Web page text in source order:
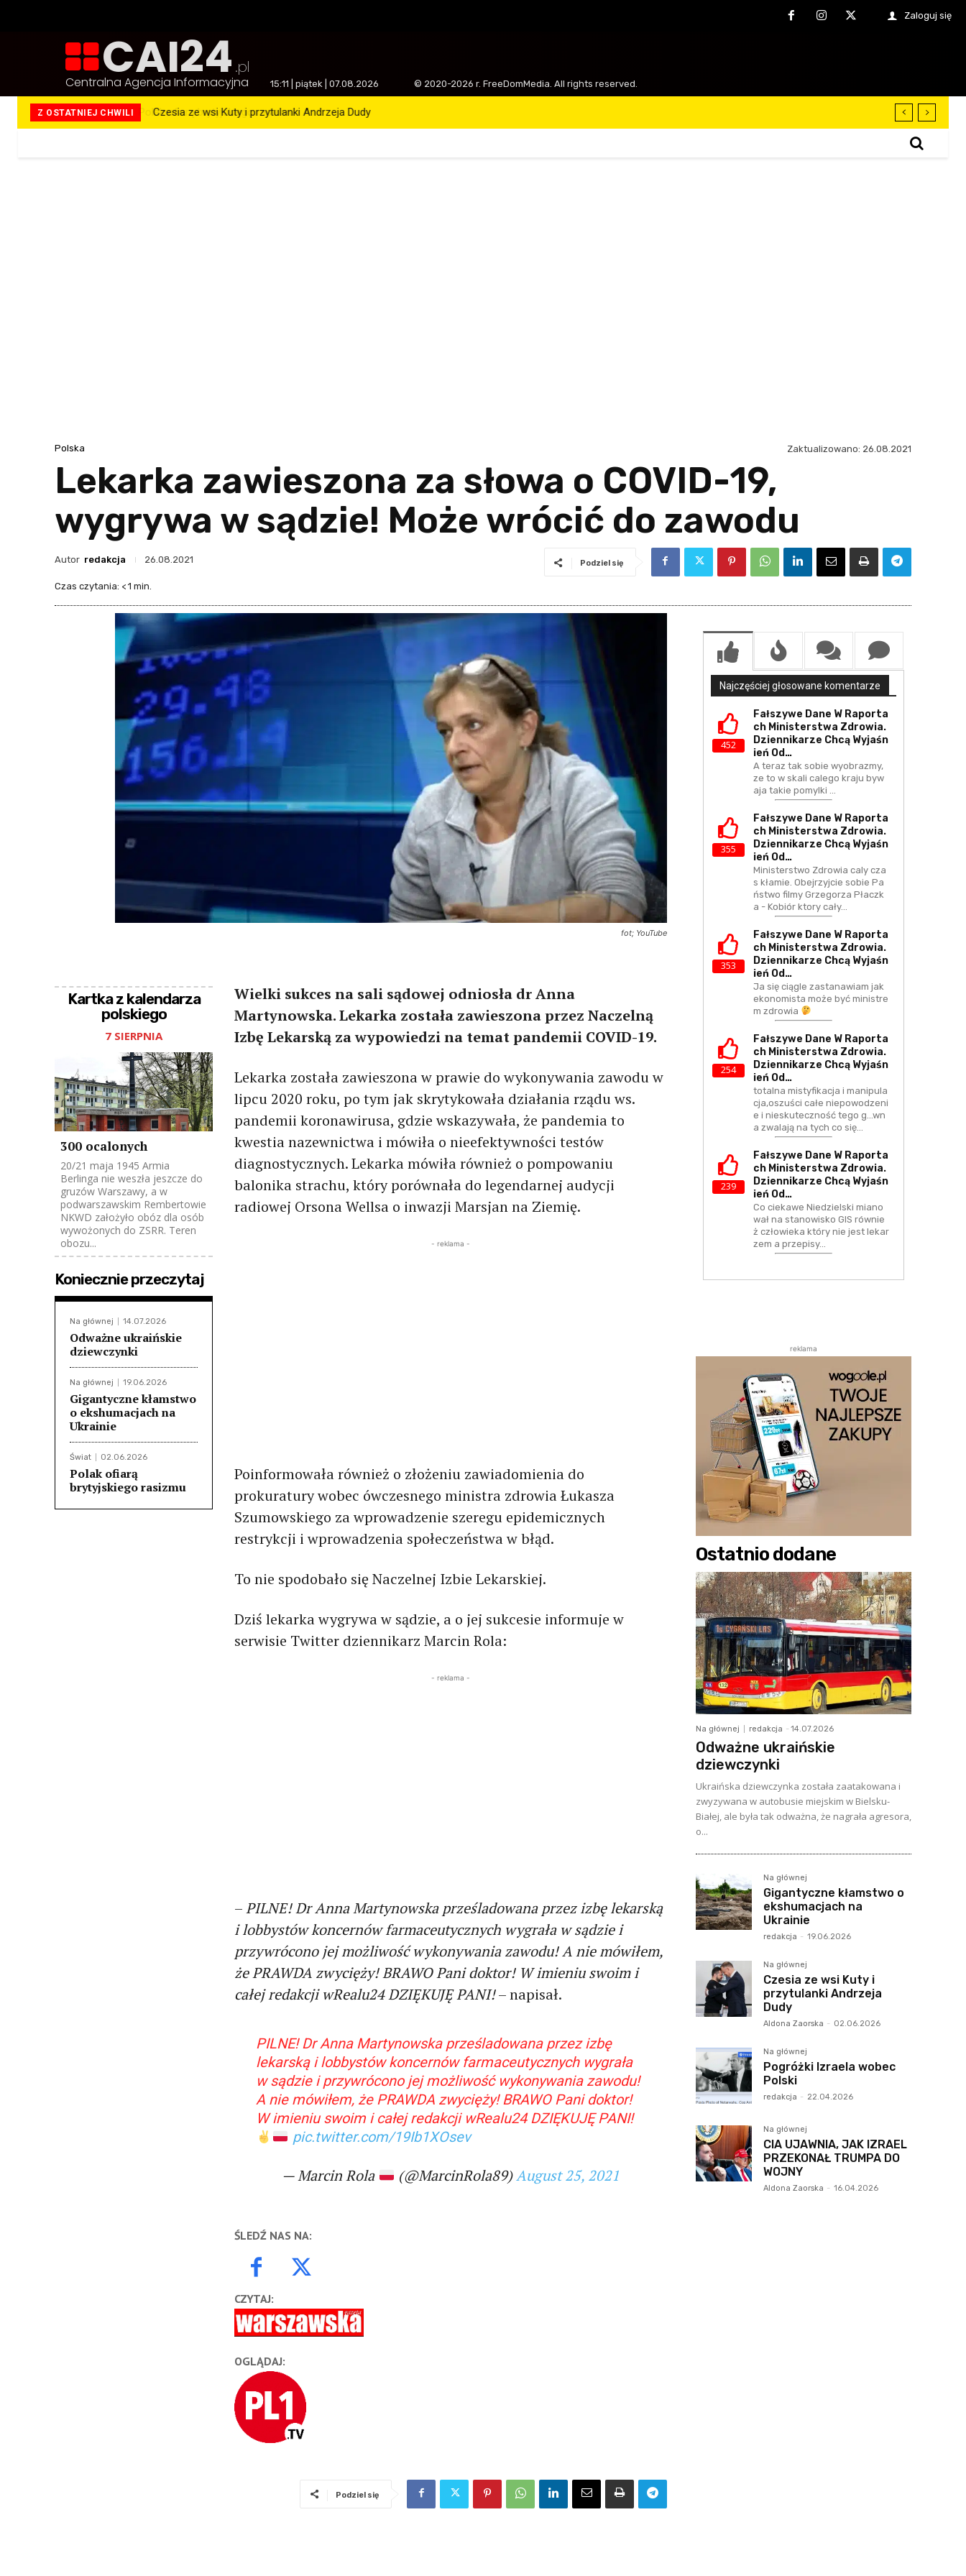
Zaloguj się
CAI24 .pl
Centralna Agencja Informacyjna 15:11 | piątek | 07.08.2026 © 2020-2026 r. FreeDomMedia. All rights reserved.
Z OSTATNIEJ CHWILI Czesia ze wsi Kuty i przytulanki Andrzeja Dudy
Polska Zaktualizowano: 26.08.2021
Lekarka zawieszona za słowa o COVID-19,
wygrywa w sądzie! Może wrócić do zawodu
Autor redakcja 26.08.2021 Podziel się
Czas czytania: < 1 min.
fot; YouTube
Kartka z kalendarza
polskiego
7 SIERPNIA
300 ocalonych
20/21 maja 1945 Armia
Berlinga nie weszła jeszcze do
gruzów Warszawy, a w
podwarszawskim Rembertowie
NKWD założyło obóz dla osób
wywożonych do ZSRR. Teren
obozu...
Koniecznie przeczytaj
Na głównej 14.07.2026
Odważne ukraińskie
dziewczynki
Na głównej 19.06.2026
Gigantyczne kłamstwo
o ekshumacjach na
Ukrainie
Świat 02.06.2026
Polak ofiarą
brytyjskiego rasizmu
Wielki sukces na sali sądowej odniosła dr Anna
Martynowska. Lekarka została zawieszona przez Naczelną
Izbę Lekarską za wypowiedzi na temat pandemii COVID-19.
Lekarka została zawieszona w prawie do wykonywania zawodu w
lipcu 2020 roku, po tym jak skrytykowała działania rządu ws.
pandemii koronawirusa, gdzie wskazywała, że pandemia to
kwestia nazewnictwa i mówiła o nieefektywności testów
diagnostycznych. Lekarka mówiła również o pompowaniu
balonika strachu, który porównała do legendarnej audycji
radiowej Orsona Wellsa o inwazji Marsjan na Ziemię.
- reklama -
Poinformowała również o złożeniu zawiadomienia do
prokuratury wobec ówczesnego ministra zdrowia Łukasza
Szumowskiego za wprowadzenie szeregu epidemicznych
restrykcji i wprowadzenia społeczeństwa w błąd.
To nie spodobało się Naczelnej Izbie Lekarskiej.
Dziś lekarka wygrywa w sądzie, a o jej sukcesie informuje w
serwisie Twitter dziennikarz Marcin Rola:
- reklama -
–PILNE! Dr Anna Martynowska prześladowana przez izbę lekarską
i lobbystów koncernów farmaceutycznych wygrała w sądzie i
przywrócono jej możliwość wykonywania zawodu! A nie mówiłem,
że PRAWDA zwycięży! BRAWO Pani doktor! W imieniu swoim i
całej redakcji wRealu24 DZIĘKUJĘ PANI!– napisał.
PILNE! Dr Anna Martynowska prześladowana przez izbę
lekarską i lobbystów koncernów farmaceutycznych wygrała
w sądzie i przywrócono jej możliwość wykonywania zawodu!
A nie mówiłem, że PRAWDA zwycięży! BRAWO Pani doktor!
W imieniu swoim i całej redakcji wRealu24 DZIĘKUJĘ PANI!
pic.twitter.com/19Ib1XOsev
— Marcin Rola (@MarcinRola89)August 25, 2021
ŚLEDŹ NAS NA:
CZYTAJ:
OGLĄDAJ:
Podziel się
Najczęściej głosowane komentarze
452
Fałszywe Dane W Raporta
Ch Ministerstwa Zdrowia.
Dziennikarze Chcą Wyjaśn
Ień Od…
A teraz tak sobie wyobrazmy,
ze to w skali calego kraju byw
aja takie pomylki ...
355
Fałszywe Dane W Raporta
Ch Ministerstwa Zdrowia.
Dziennikarze Chcą Wyjaśn
Ień Od…
Ministerstwo Zdrowia caly cza
s kłamie. Obejrzyjcie sobie Pa
ństwo filmy Grzegorza Płaczk
a - Kobiór ktory cały…
353
Fałszywe Dane W Raporta
Ch Ministerstwa Zdrowia.
Dziennikarze Chcą Wyjaśn
Ień Od…
Ja się ciągle zastanawiam jak
ekonomista może być ministre
m zdrowia
254
Fałszywe Dane W Raporta
Ch Ministerstwa Zdrowia.
Dziennikarze Chcą Wyjaśn
Ień Od…
totalna mistyfikacja i manipula
cja,oszuści całe niepowodzeni
e i nieskuteczność tego g...wn
a zwalają na tych co się…
239
Fałszywe Dane W Raporta
Ch Ministerstwa Zdrowia.
Dziennikarze Chcą Wyjaśn
Ień Od…
Co ciekawe Niedzielski miano
wał na stanowisko GIS równie
ż człowieka który nie jest lekar
zem a przepisy…
reklama
Ostatnio dodane
Na głównej redakcja - 14.07.2026
Odważne ukraińskie
dziewczynki
Ukraińska dziewczynka została zaatakowana i
zwyzywana w autobusie miejskim w Bielsku-
Białej, ale była tak odważna, że nagrała agresora,
o...
Na głównej
Gigantyczne kłamstwo o
ekshumacjach na
Ukrainie
redakcja - 19.06.2026
Na głównej
Czesia ze wsi Kuty i
przytulanki Andrzeja
Dudy
Aldona Zaorska - 02.06.2026
Na głównej
Pogróżki Izraela wobec
Polski
redakcja - 22.04.2026
Na głównej
CIA UJAWNIA, JAK IZRAEL
PRZEKONAŁ TRUMPA DO
WOJNY
Aldona Zaorska - 16.04.2026